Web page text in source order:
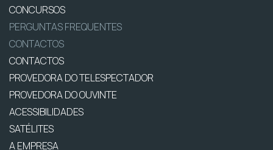
CONCURSOS
PERGUNTAS FREQUENTES
CONTACTOS
CONTACTOS
PROVEDORA DO TELESPECTADOR
PROVEDORA DO OUVINTE
ACESSIBILIDADES
SATÉLITES
A EMPRESA